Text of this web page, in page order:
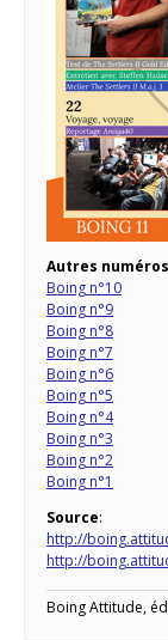
Autres numéros
Boing n°10
Boing n°9
Boing n°8
Boing n°7
Boing n°6
Boing n°5
Boing n°4
Boing n°3
Boing n°2
Boing n°1
Source:
http://
http://
Boing Attitude,